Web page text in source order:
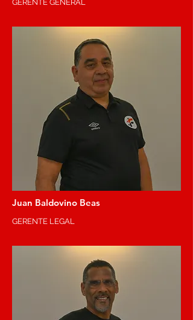
GERENTE GENERAL
Juan Baldovino Beas
GERENTE LEGAL